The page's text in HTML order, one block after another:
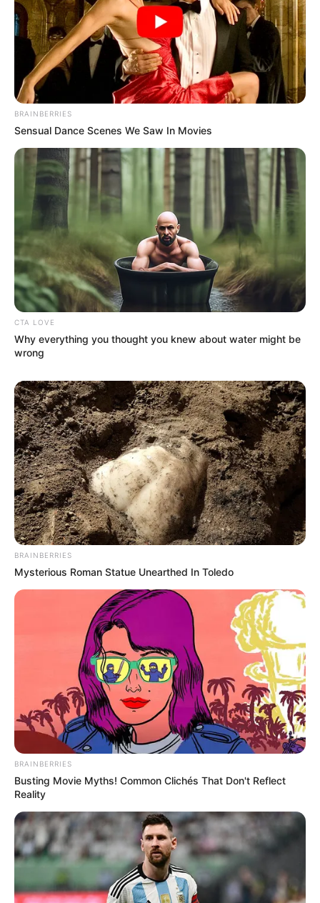
BRAINBERRIES
Sensual Dance Scenes We Saw In Movies
CTA LOVE
Why everything you thought you knew about water might be
wrong
BRAINBERRIES
Mysterious Roman Statue Unearthed In Toledo
BRAINBERRIES
Busting Movie Myths! Common Clichés That Don't Reflect
Reality